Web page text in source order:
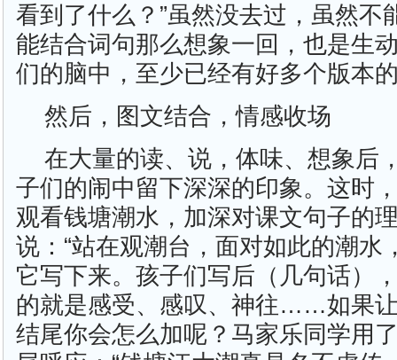
看到了什么？”虽然没去过，虽然不
能结合词句那么想象一回，也是生
们的脑中，至少已经有好多个版本
然后，图文结合，情感收场
在大量的读、说，体味、想象后
子们的闹中留下深深的印象。这时
观看钱塘潮水，加深对课文句子的
说：“站在观潮台，面对如此的潮水
它写下来。孩子们写后（几句话）
的就是感受、感叹、神往……如果
结尾你会怎么加呢？马家乐同学用